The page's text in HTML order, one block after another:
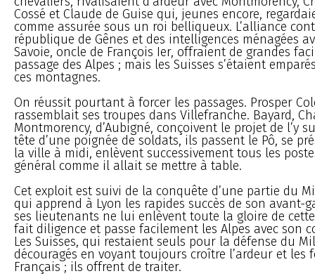
Cossé et Claude de Guise qui, jeunes encore,
comme assurée sous un roi belliqueux. L’alliance
république de Gênes et des intelligences ménagées
Savoie, oncle de François Ier, offraient de grandes
passage des Alpes ; mais les Suisses s’étaient
ces montagnes.
On réussit pourtant à forcer les passages. Prosper
rassemblait ses troupes dans Villefranche. Bayard,
Montmorency, d’Aubigné, conçoivent le projet de l’y
tête d’une poignée de soldats, ils passent le Pô, se
la ville à midi, enlèvent successivement tous les
général comme il allait se mettre à table.
Cet exploit est suivi de la conquête d’une partie du
qui apprend à Lyon les rapides succès de son avant-
ses lieutenants ne lui enlèvent toute la gloire de
fait diligence et passe facilement les Alpes avec son
Les Suisses, qui restaient seuls pour la défense du
découragés en voyant toujours croître l’ardeur et les
Français ; ils offrent de traiter.